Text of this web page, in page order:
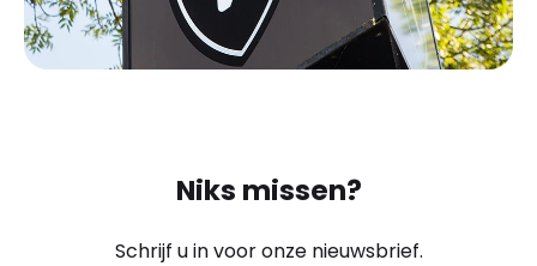
Niks missen?
Schrijf u in voor onze nieuwsbrief.